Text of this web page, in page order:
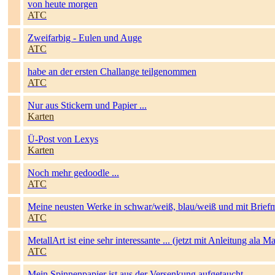
von heute morgen
ATC
Zweifarbig - Eulen und Auge
ATC
habe an der ersten Challange teilgenommen
ATC
Nur aus Stickern und Papier ...
Karten
Ü-Post von Lexys
Karten
Noch mehr gedoodle ...
ATC
Meine neusten Werke in schwar/weiß, blau/weiß und mit
ATC
MetallArt ist eine sehr interessante ... (jetzt mit Anleitung ala
ATC